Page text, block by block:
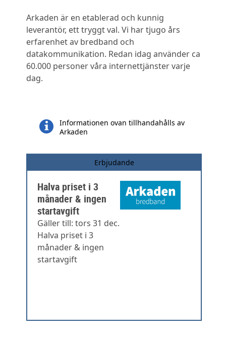
Arkaden är en etablerad och kunnig
leverantör, ett tryggt val. Vi har tjugo års
erfarenhet av bredband och
datakommunikation. Redan idag använder ca
60.000 personer våra internettjänster varje
dag.
Informationen ovan tillhandahålls av
Arkaden
Erbjudande
Halva priset i 3
månader & ingen
startavgift
Gäller till: tors 31 dec.
Halva priset i 3
månader & ingen
startavgift